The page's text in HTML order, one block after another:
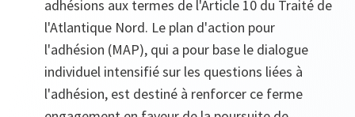
adhésions aux termes de l'Article 10 du Traité de
l'Atlantique Nord. Le plan d'action pour
l'adhésion (MAP), qui a pour base le dialogue
individuel intensifié sur les questions liées à
l'adhésion, est destiné à renforcer ce ferme